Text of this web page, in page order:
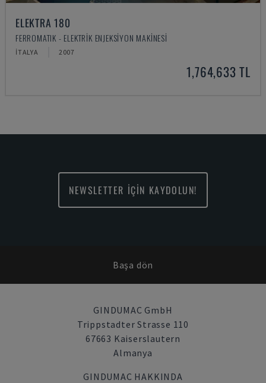
ELEKTRA 180
FERROMATIK - ELEKTRIK ENJEKSIYON MAKINESI
İTALYA 2007
1,764,633 TL
NEWSLETTER İÇİN KAYDOLUN!
Başa dön
GINDUMAC GmbH
Trippstadter Strasse 110
67663 Kaiserslautern
Almanya
GINDUMAC HAKKINDA